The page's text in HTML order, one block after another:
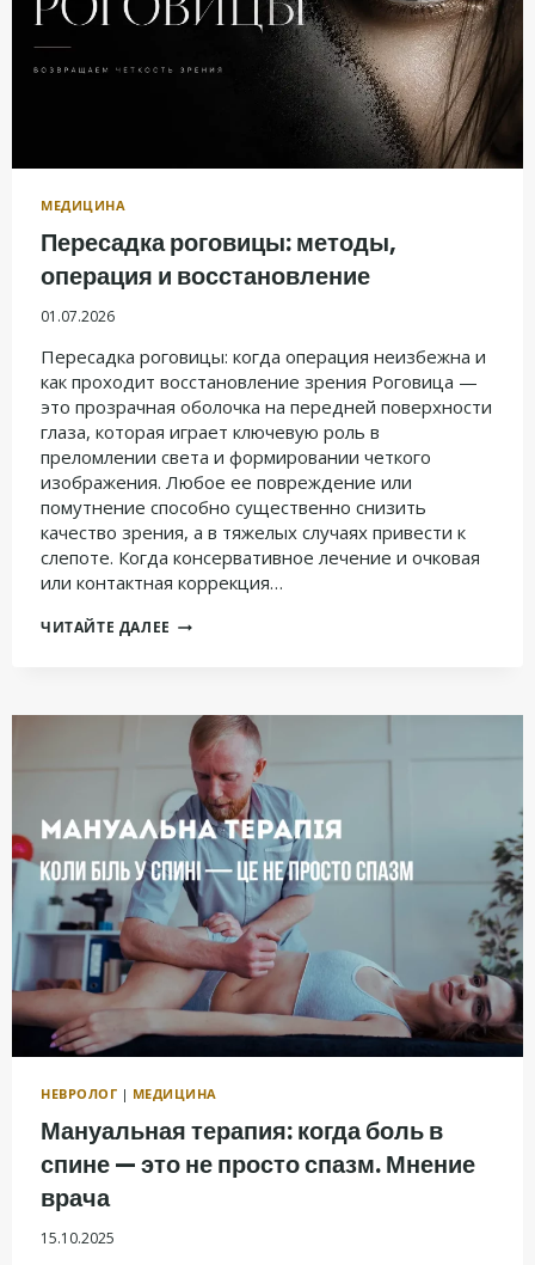
МЕДИЦИНА
Пересадка роговицы: методы,
операция и восстановление
01.07.2026
Пересадка роговицы: когда операция неизбежна и
как проходит восстановление зрения Роговица —
это прозрачная оболочка на передней поверхности
глаза, которая играет ключевую роль в
преломлении света и формировании четкого
изображения. Любое ее повреждение или
помутнение способно существенно снизить
качество зрения, а в тяжелых случаях привести к
слепоте. Когда консервативное лечение и очковая
или контактная коррекция…
ЧИТАЙТЕ ДАЛЕЕ ПЕРЕСАДКА
ВОССТАНОВЛЕНИЕ
НЕВРОЛОГ | МЕДИЦИНА
Мануальная терапия: когда боль в
спине — это не просто спазм. Мнение
врача
15.10.2025